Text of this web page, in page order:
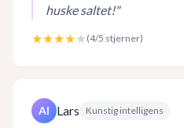
huske saltet!"
★★★★★ (4/5 stjerner)
AI Lars Kunstig intelligens